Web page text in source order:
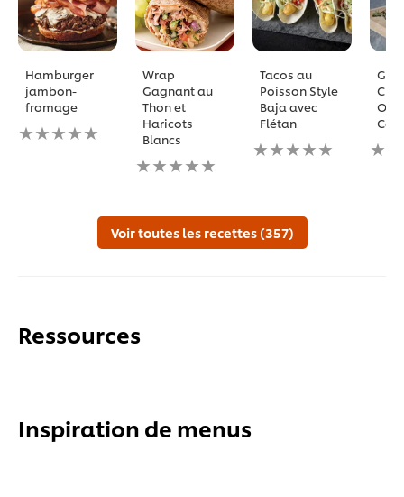
Hamburger
jambon-
fromage
Aucune
évaluation
Wrap
Gagnant au
Thon et
Haricots
Blancs
Aucune
évaluation
recipe
Tacos au
Poisson Style
Baja avec
Flétan
Aucune
évaluation
Voir toutes les recettes (357)
Ressources
Inspiration de menus